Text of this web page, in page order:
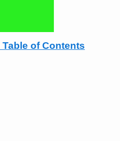
Table of Contents